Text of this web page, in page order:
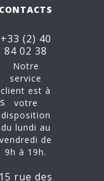
CONTACTS
+33 (2) 40
84 02 38
Notre
service
client est à
votre
disposition
du lundi au
vendredi de
9h à 19h.
15 rue des